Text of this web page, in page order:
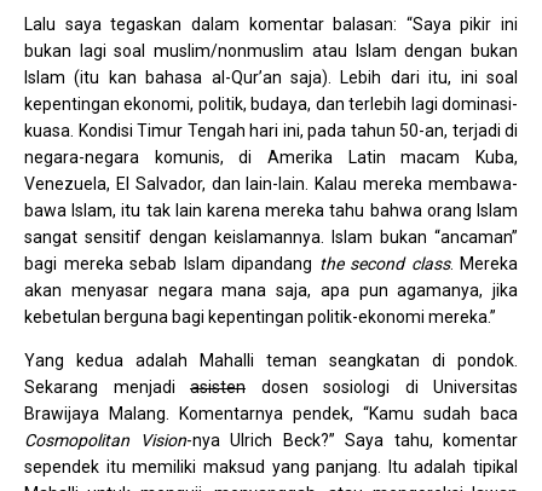
Lalu saya tegaskan dalam komentar balasan: “Saya pikir ini
bukan lagi soal muslim/nonmuslim atau Islam dengan bukan
Islam (itu kan bahasa al-Qur’an saja). Lebih dari itu, ini soal
kepentingan ekonomi, politik, budaya, dan terlebih lagi dominasi-
kuasa. Kondisi Timur Tengah hari ini, pada tahun 50-an, terjadi di
negara-negara komunis, di Amerika Latin macam Kuba,
Venezuela, El Salvador, dan lain-lain. Kalau mereka membawa-
bawa Islam, itu tak lain karena mereka tahu bahwa orang Islam
sangat sensitif dengan keislamannya. Islam bukan “ancaman”
bagi mereka sebab Islam dipandang the second class. Mereka
akan menyasar negara mana saja, apa pun agamanya, jika
kebetulan berguna bagi kepentingan politik-ekonomi mereka.”
Yang kedua adalah Mahalli teman seangkatan di pondok.
Sekarang menjadi asisten dosen sosiologi di Universitas
Brawijaya Malang. Komentarnya pendek, “Kamu sudah baca
Cosmopolitan Vision-nya Ulrich Beck?” Saya tahu, komentar
sependek itu memiliki maksud yang panjang. Itu adalah tipikal